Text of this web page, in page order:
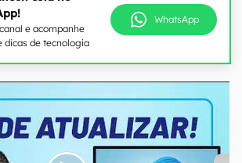
e acompanhe
dicas de tecnologia
WhatsApp